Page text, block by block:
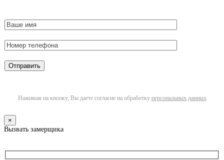
Нажимая на кнопку, Вы даете согласие на обработку персональных данных
×
Вызвать замерщика